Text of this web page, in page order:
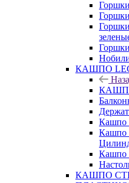
КАШПО
Кашпо
Кашпо
Кашпо
КАШПО